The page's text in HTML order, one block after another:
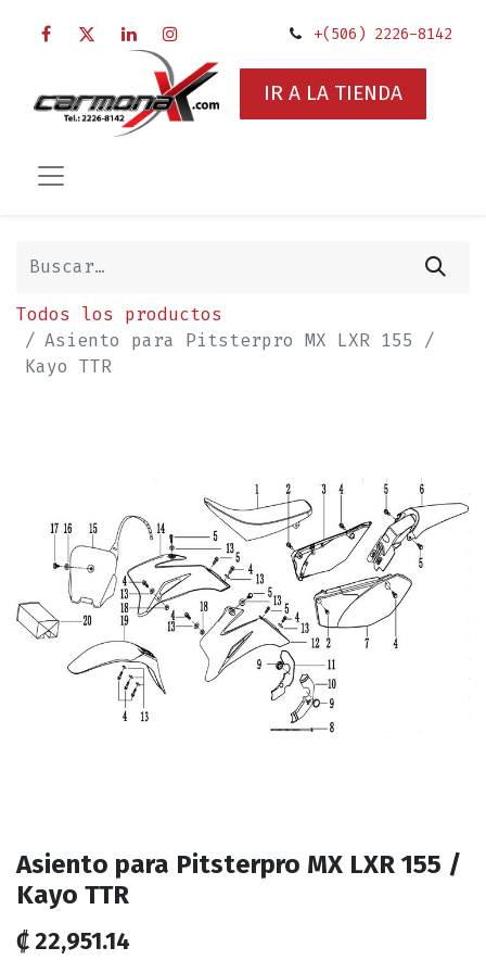
+(506) 2226-8142
IR A LA TIENDA
Todos los productos
Asiento para Pitsterpro MX LXR 155 /
Kayo TTR
Asiento para Pitsterpro MX LXR 155 /
Kayo TTR
₡22,951.14